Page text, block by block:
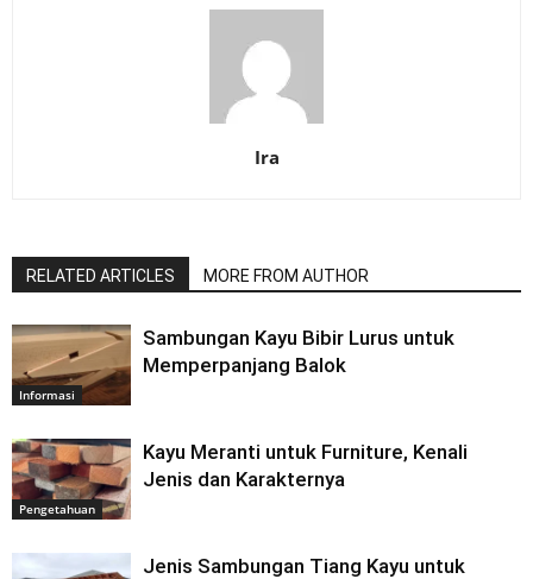
Ira
RELATED ARTICLES MORE FROM AUTHOR
Informasi
Sambungan Kayu Bibir Lurus untuk
Memperpanjang Balok
Pengetahuan
Kayu Meranti untuk Furniture, Kenali
Jenis dan Karakternya
Jenis Sambungan Tiang Kayu untuk